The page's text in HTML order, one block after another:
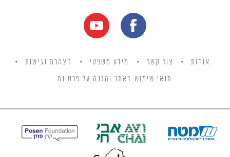
אודות צור קשר מידע משפטי הצהרת נגישות
תנאי שימוש באתר והגנה על פרטיות